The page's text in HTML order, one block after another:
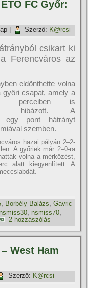
FC Győr:
Szerző: K@rcsi
csikart ki
Ferencváros az
eldönthette volna
győri csapat, amely a
perceiben is
hibázott. A
egy pont hátrányt
szemben.
hazai pályán 2–2-
A győriek már 2–0-ra
volna a mérkőzést,
alatt kiegyenlített. A
Borbély Balázs ,Gavric
nsmiss30 nsmiss70
2 hozzászólás
West Ham
Szerző: K@rcsi